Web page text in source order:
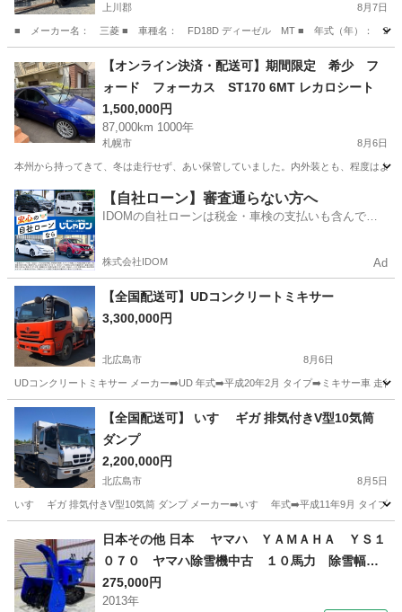
上川郡 8月7日
■ メーカー名： 三菱 ■ 車種名： FD18D ディーゼル MT ■ 年式（年）： 2007 ■
その他
【オンライン決済・配送可】期間限定 希少 フ
ォード フォーカス ST170 6MT レカロシート
1,500,000円
87,000km 1000年
札幌市 8月6日
本州から持ってきて、冬は走行せず、あい保管していました。内外装とも、程度は
北海道 札幌市 その他 車両
【自社ローン】審査通らない方へ
IDOMの自社ローンは税金・車検の支払いも含んでい
株式会社IDOM Ad
【全国配送可】UDコンクリートミキサー
3,300,000円
北広島市 8月6日
UDコンクリートミキサー メーカー➡️UD 年式➡️平成20年2月 タイプ➡️ミキサー車 走行
北海道 北広島市 その他 ミキサー車
【全国配送可】 いすゞ ギガ 排気付きV型10気筒
ダンプ
2,200,000円
北広島市 8月5日
いすゞ ギガ 排気付きV型10気筒 ダンプ メーカー➡️いすゞ 年式➡️平成11年9月 タイプ
北広島市 その他 いすゞ
日本その他 日本 ヤマハ ＹＡＭＡＨＡ ＹＳ１
０７０ ヤマハ除雪機中古 １０馬力 除雪幅７
２Ｃｍ 燃料タンク６．７Ｌ セルスターター
静音タイプ オーガ廻りフルオーバーホール （な
275,000円
2013年